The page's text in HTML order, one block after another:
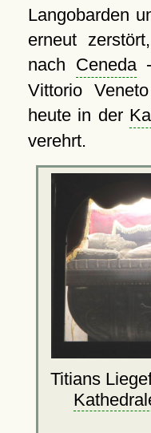
Langobarden
erneut
nach Ceneda-
Vittorio
heute in der
verehrt.
Titians